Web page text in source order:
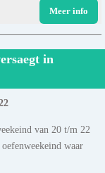
Meer info
in
van 20 t/m 22
waar